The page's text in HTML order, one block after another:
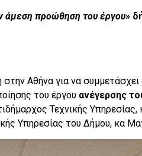
άμεση προώθηση του έργου»
Αθήνα για να
του έργου ανέγερσης
Τεχνικής Υπηρεσίας,
Υπηρεσίας του Δήμου, κα